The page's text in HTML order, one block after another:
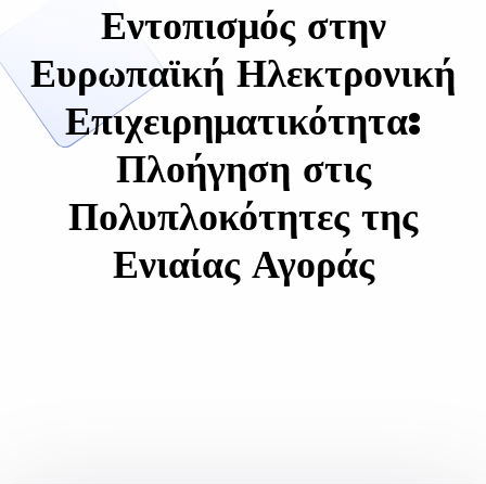
Εντοπισμός στην
Ευρωπαϊκή Ηλεκτρονική
Επιχειρηματικότητα:
Πλοήγηση στις
Πολυπλοκότητες της
Ενιαίας Αγοράς